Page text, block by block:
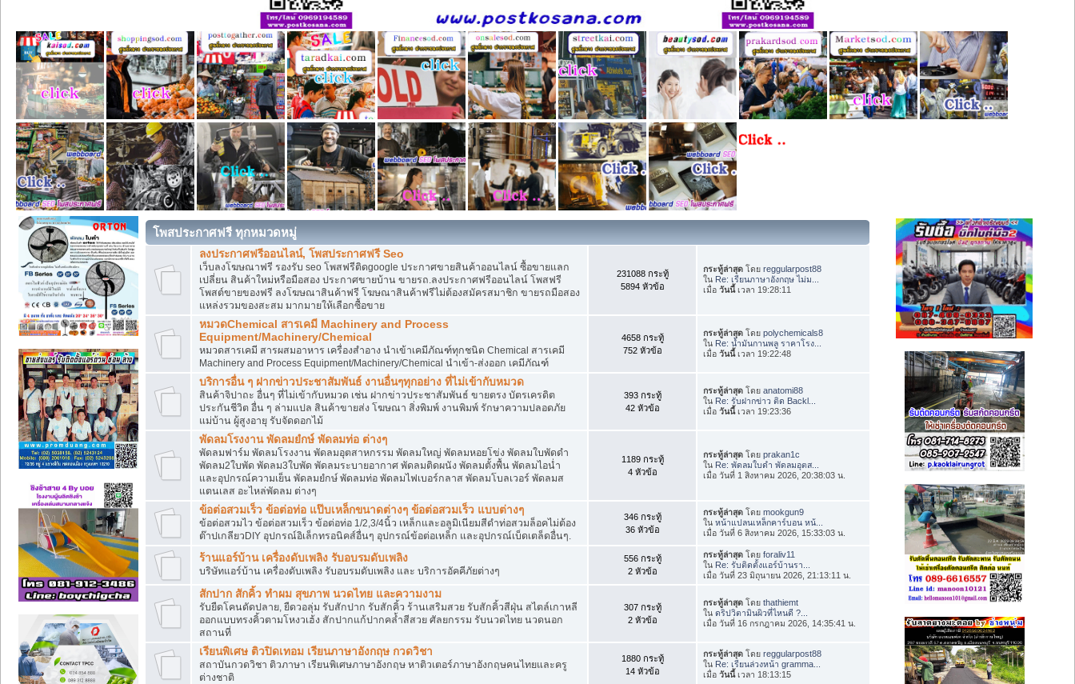
โพสประกาศฟรี ทุกหมวดหมู่
ลงประกาศฟรีออนไลน์, โพสประกาศฟรี Seo
เว็บลงโฆษณาฟรี รองรับ seo โพสฟรีติดgoogle ประกาศขายสินค้าออนไลน์ ซื้อขายแลก
เปลี่ยน สินค้าใหม่หรือมือสอง ประกาศขายบ้าน ขายรถ.ลงประกาศฟรีออนไลน์ โพสฟรี
โพสต์ขายของฟรี ลงโฆษณาสินค้าฟรี โฆษณาสินค้าฟรีไม่ต้องสมัครสมาชิก ขายรถมือสอง
แหล่งรวมของสะสม มากมายให้เลือกซื้อขาย
231088 กระทู้
5894 หัวข้อ
กระทู้ล่าสุด โดยreggularpost88
ใน Re: เรียนภาษาอังกฤษ ไม่ม...
เมื่อวันนี้เวลา 19:28:11
หมวดChemical สารเคมี Machinery and Process
Equipment/Machinery/Chemical
หมวดสารเคมี สารผสมอาหาร เครื่องสำอาง นำเข้าเคมีภัณฑ์ทุกชนิด Chemical สารเคมี
Machinery and Process Equipment/Machinery/Chemical นำเข้า-ส่งออก เคมีภัณฑ์
4658 กระทู้
752 หัวข้อ
กระทู้ล่าสุด โดยpolychemicals8
ใน Re: น้ำมันกานพลู ราคาโรง...
เมื่อวันนี้เวลา 19:22:48
บริการอื่น ๆ ฝากข่าวประชาสัมพันธ์ งานอื่นๆทุกอย่าง ที่ไม่เข้ากับหมวด
สินค้าจิปาถะ อื่นๆ ที่ไม่เข้ากับหมวด เช่น ฝากข่าวประชาสัมพันธ์ ขายตรง บัตรเครดิต
ประกันชีวิต อื่น ๆ ล่ามแปล สินค้าขายส่ง โฆษณา สิ่งพิมพ์ งานพิมพ์ รักษาความปลอดภัย
แม่บ้าน ผู้สูงอายุ รับจัดดอกไม้
393 กระทู้
42 หัวข้อ
กระทู้ล่าสุด โดยanatomi88
ใน Re: รับฝากข่าว ติด Backl...
เมื่อวันนี้เวลา 19:23:36
พัดลมโรงงาน พัดลมยํกษ์ พัดลมท่อ ต่างๆ
พัดลมฟาร์ม พัดลมโรงงาน พัดลมอุตสาหกรรม พัดลมใหญ่ พัดลมหอยโข่ง พัดลมใบพัดดำ
พัดลม2ใบพัด พัดลม3ใบพัด พัดลมระบายอากาศ พัดลมติดผนัง พัดลมตั้งพื้น พัดลมไอน่ำ
และอุปกรณ์ความเย็น พัดลมยํกษ์ พัดลมท่อ พัดลมไฟเบอร์กลาส พัดลมโบลเวอร์ พัดลมส
แตนเลส อะไหล่พัดลม ต่างๆ
1189 กระทู้
4 หัวข้อ
กระทู้ล่าสุด โดยprakan1c
ใน Re: พัดลมใบดำ พัดลมอุตส...
เมื่อ วันที่ 1 สิงหาคม 2026, 20:38:03 น.
ข้อต่อสวมเร็ว ข้อต่อท่อ แป๊บเหล็กขนาดต่างๆ ข้อต่อสวมเร็ว แบบต่างๆ
ข้อต่อสวมไว ข้อต่อสวมเร็ว ข้อต่อท่อ 1/2,3/4นิ้ว เหล็กและอลูมิเนียมสีดำท่อสวมล็อคไม่ต้อง
ต๊าปเกลียวDIY อุปกรณ์อิเล็กทรอนิคส์อื่นๆ อุปกรณ์ข้อต่อเหล็ก และอุปกรณ์เบ็ดเตล็ดอื่นๆ.
346 กระทู้
36 หัวข้อ
กระทู้ล่าสุด โดยmookgun9
ในหน้าแปลนเหล็กคาร์บอน หน้...
เมื่อ วันที่ 6 สิงหาคม 2026, 15:33:03 น.
ร้านแอร์บ้าน เครื่องดับเพลิง รับอบรมดับเพลิง
บริษัทแอร์บ้าน เครื่องดับเพลิง รับอบรมดับเพลิง และ บริการอัคคีภัยต่างๆ
556 กระทู้
2 หัวข้อ
กระทู้ล่าสุด โดยforaliv11
ใน Re: รับติดตั้งแอร์บ้านรา...
เมื่อ วันที่ 23 มิถุนายน 2026, 21:13:11 น.
สักปาก สักคิ้ว ทำผม สุขภาพ นวดไทย และความงาม
รับยืดโคนดัดปลาย, ยืดวอลุ่ม รับสักปาก รับสักคิ้ว ร้านเสริมสวย รับสักคิ้วสีฝุ่น สไตล์เกาหลี
ออกแบบทรงคิ้วตามโหงวเฮ้ง สักปากแก้ปากคล้ำสีสวย ศัลยกรรม รับนวดไทย นวดนอก
สถานที่
307 กระทู้
2 หัวข้อ
กระทู้ล่าสุด โดยthathiemt
ในดริปวิตามินผิวที่ไหนดี ?...
เมื่อ วันที่ 16 กรกฎาคม 2026, 14:35:41 น.
เรียนพิเศษ ติวปิดเทอม เรียนภาษาอังกฤษ กวดวิชา
สถาบันกวดวิชา ติวภาษา เรียนพิเศษภาษาอังกฤษ หาติวเตอร์ภาษาอังกฤษคนไทยและครู
ต่างชาติ
1880 กระทู้
14 หัวข้อ
กระทู้ล่าสุด โดยreggularpost88
ใน Re: เรียนล่วงหน้า gramma...
เมื่อวันนี้เวลา 18:13:15